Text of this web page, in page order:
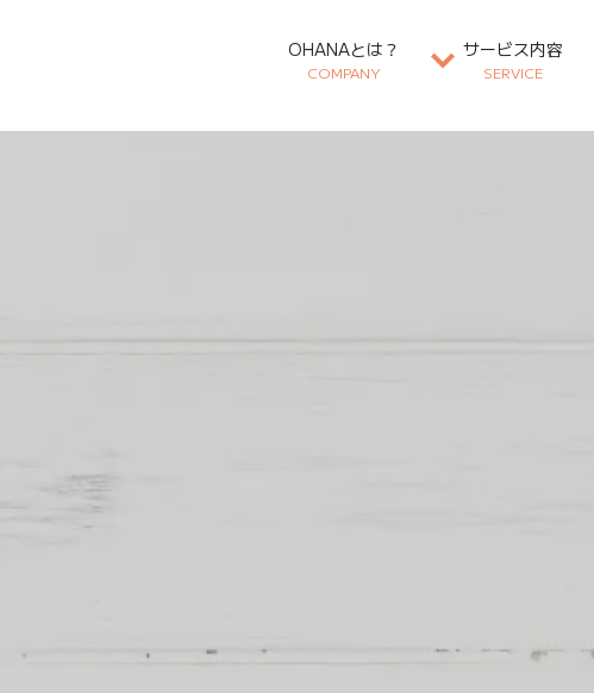
OHANAとは？
COMPANY
サービス内容
SERVICE